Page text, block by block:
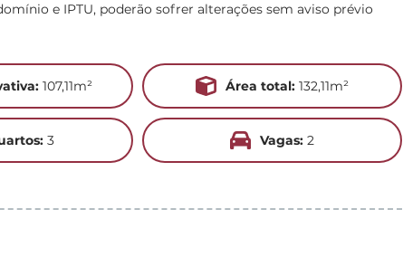
e IPTU, poderão sofrer alterações sem aviso prévio
107,11m² Área total:132,11m²
3 Vagas:2